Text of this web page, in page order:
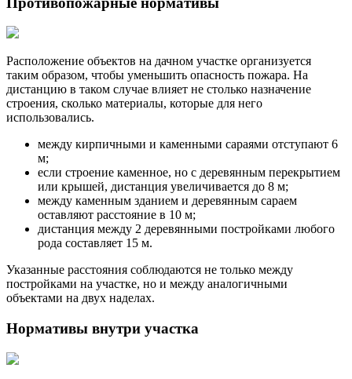
Расположение объектов на дачном участке организуется
таким образом, чтобы уменьшить опасность пожара. На
дистанцию в таком случае влияет не столько назначение
строения, сколько материалы, которые для него
использовались.
между кирпичными и каменными сараями отступают 6
м;
если строение каменное, но с деревянным перекрытием
или крышей, дистанция увеличивается до 8 м;
между каменным зданием и деревянным сараем
оставляют расстояние в 10 м;
дистанция между 2 деревянными постройками любого
рода составляет 15 м.
Указанные расстояния соблюдаются не только между
постройками на участке, но и между аналогичными
объектами на двух наделах.
Нормативы внутри участка